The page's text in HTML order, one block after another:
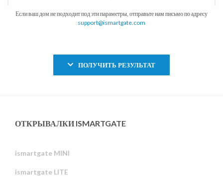
Если ваш дом не подходит под эти параметры, отправьте нам письмо по адресу
support@ismartgate.com
ПОЛУЧИТЬ РЕЗУЛЬТАТ
ОТКРЫВАЛКИ ISMARTGATE
ismartgate MINI
ismartgate LITE